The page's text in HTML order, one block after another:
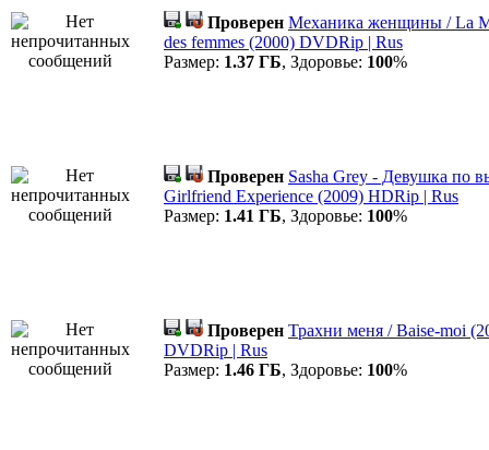
Проверен Механика женщины / La
des femmes (2000) DVDRip | Rus
Размер: 1.37 ГБ, Здоровье: 100%
Проверен Sasha Grey - Девушка по
Girlfriend Experience (2009) HDRip | Rus
Размер: 1.41 ГБ, Здоровье: 100%
Проверен Трахни меня / Baise-moi
DVDRip | Rus
Размер: 1.46 ГБ, Здоровье: 100%